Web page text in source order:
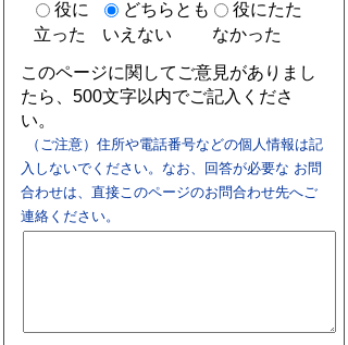
役に
立った
どちらとも
いえない
役にたた
なかった
このページに関してご意見がありまし
たら、500文字以内でご記入くださ
い。
（ご注意）住所や電話番号などの個人情報は記
入しないでください。なお、回答が必要な お問
合わせは、直接このページのお問合わせ先へご
連絡ください。